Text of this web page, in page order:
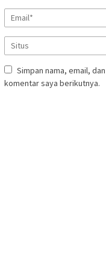
Simpan nama, email,
komentar saya berikutnya.